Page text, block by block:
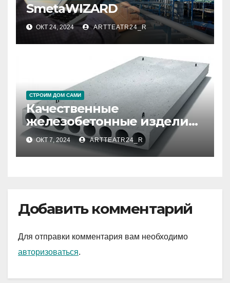
SmetaWIZARD
ОКТ 24, 2024 ARTTEATR24_R
СТРОИМ ДОМ САМИ
Качественные
железобетонные изделия
(ЖБИ)
ОКТ 7, 2024 ARTTEATR24_R
Добавить комментарий
Для отправки комментария вам необходимо
авторизоваться.